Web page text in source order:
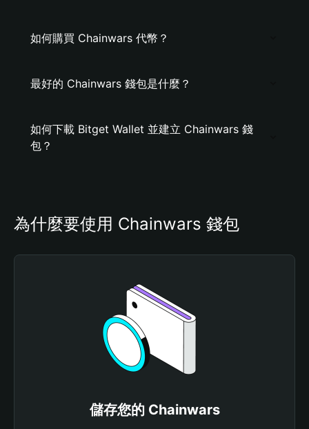
如何購買 Chainwars 代幣？
最好的 Chainwars 錢包是什麼？
如何下載 Bitget Wallet 並建立 Chainwars 錢
包？
為什麼要使用 Chainwars 錢包
儲存您的 Chainwars